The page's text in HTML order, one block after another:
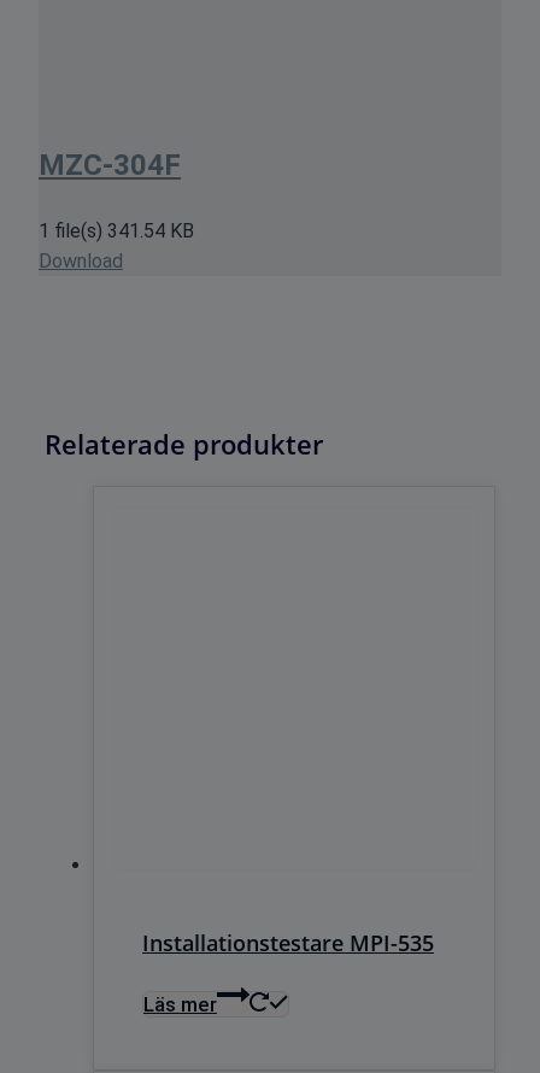
MZC-304F
1 file(s) 341.54 KB
Download
Relaterade produkter
Installationstestare MPI-535
Läs mer